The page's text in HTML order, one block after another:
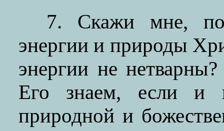
7. Скажи мне,
энергии и природы
энергии не
Его знаем, если и
природной и